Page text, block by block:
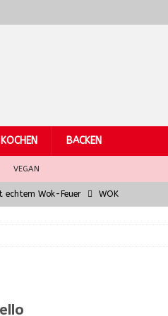
KOCHEN BACKEN
VEGAN
echtem Wok-Feuer WOK
finocchio e salsiccia